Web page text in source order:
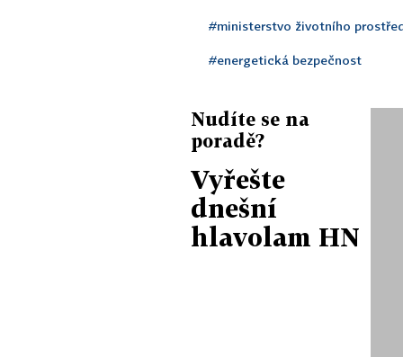
#ministerstvo životního
#energetická bezpečnost
Nudíte se na
poradě?
Vyřešte
dnešní
hlavolam HN